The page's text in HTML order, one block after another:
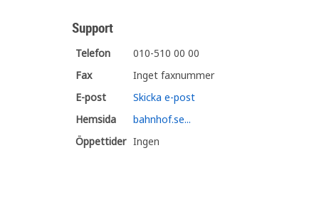
Support
Telefon
010-510 00 00
Fax
Inget faxnummer
E-post
Skicka e-post
Hemsida
bahnhof.se...
Öppettider Ingen